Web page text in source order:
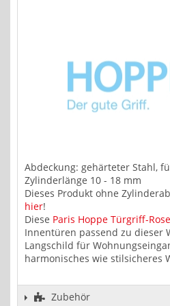
Abdeckung: gehärteter Stahl,
Zylinderlänge 10 - 18 mm
Dieses Produkt ohne
hier!
Diese Paris Hoppe Türgriff-
Innentüren passend zu dieser
Langschild für
harmonisches wie stilsicheres
Zubehör